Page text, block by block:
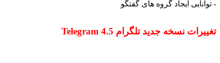
ایجاد گروه های گفتگو
نسخهجدید تلگرام Telegram 4.5